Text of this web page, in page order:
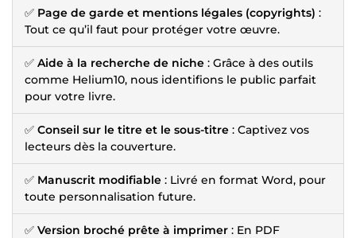
✅ Page de garde et mentions légales (copyrights) :
Tout ce qu’il faut pour protéger votre œuvre.
✅ Aide à la recherche de niche : Grâce à des outils
comme Helium10, nous identifions le public parfait
pour votre livre.
✅ Conseil sur le titre et le sous-titre : Captivez vos
lecteurs dès la couverture.
✅ Manuscrit modifiable : Livré en format Word, pour
toute personnalisation future.
✅ Version broché prête à imprimer : En PDF